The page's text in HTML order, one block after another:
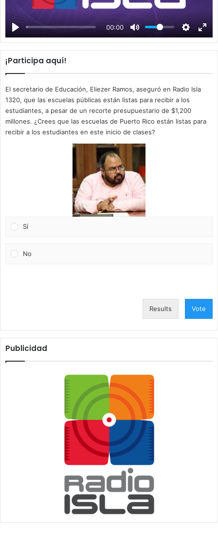
00:00
a
y
¡Participa aquí!
El secretario de Educación, Eliezer Ramos, aseguró en Radio Isla
1320, que las escuelas públicas están listas para recibir a los
estudiantes, a pesar de un recorte presupuestario de $1,200
millones. ¿Crees que las escuelas de Puerto Rico están listas para
recibir a los estudiantes en este inicio de clases?
Sí
No
Results Vote
Publicidad